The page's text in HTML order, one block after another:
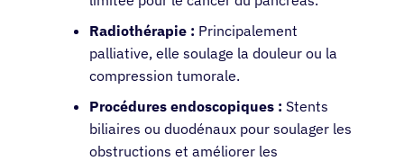
Radiothérapie : Principalement
palliative, elle soulage la douleur ou la
compression tumorale.
Procédures endoscopiques : Stents
biliaires ou duodénaux pour soulager les
obstructions et améliorer les